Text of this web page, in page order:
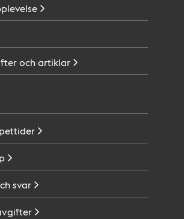
ochartiklar
svar